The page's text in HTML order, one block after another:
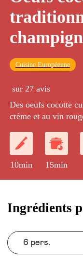
Cuisine Européenne
sur 27 avis
Des oeufs cocotte
crème et au vin
10min 15min
Ingrédients
6 pers.